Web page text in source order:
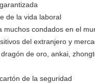
de la vida laboral
muchos condados en el
del extranjero y
de oro, ankai,
de la seguridad